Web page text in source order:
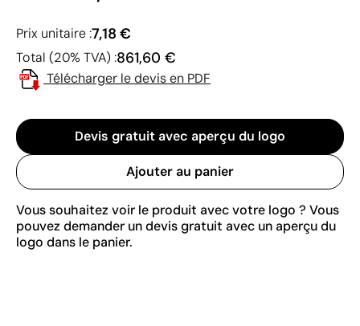
Prix unitaire :7,18 €
Total (20% TVA) :861,60 €
Télécharger le devis en PDF
Devis gratuit avec aperçu du logo
Ajouter au panier
Vous souhaitez voir le produit avec votre logo ? Vous
pouvez demander un devis gratuit avec un aperçu du
logo dans le panier.